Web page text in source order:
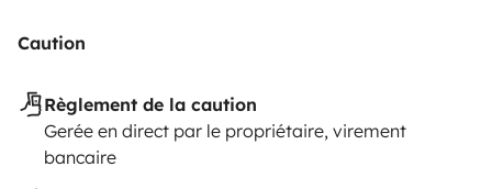
Caution
Règlement de la caution
Gerée en direct par le propriétaire, virement
bancaire